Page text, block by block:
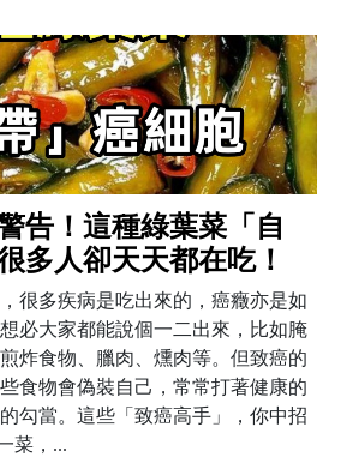
告！這種綠葉菜「自
多人卻天天都在吃！
很多疾病是吃出來的，癌癥亦是如
必大家都能說個一二出來，比如腌
炸食物、臘肉、燻肉等。但致癌的
食物會偽裝自己，常常打著健康的
勾當。這些「致癌高手」，你中招
菜，...